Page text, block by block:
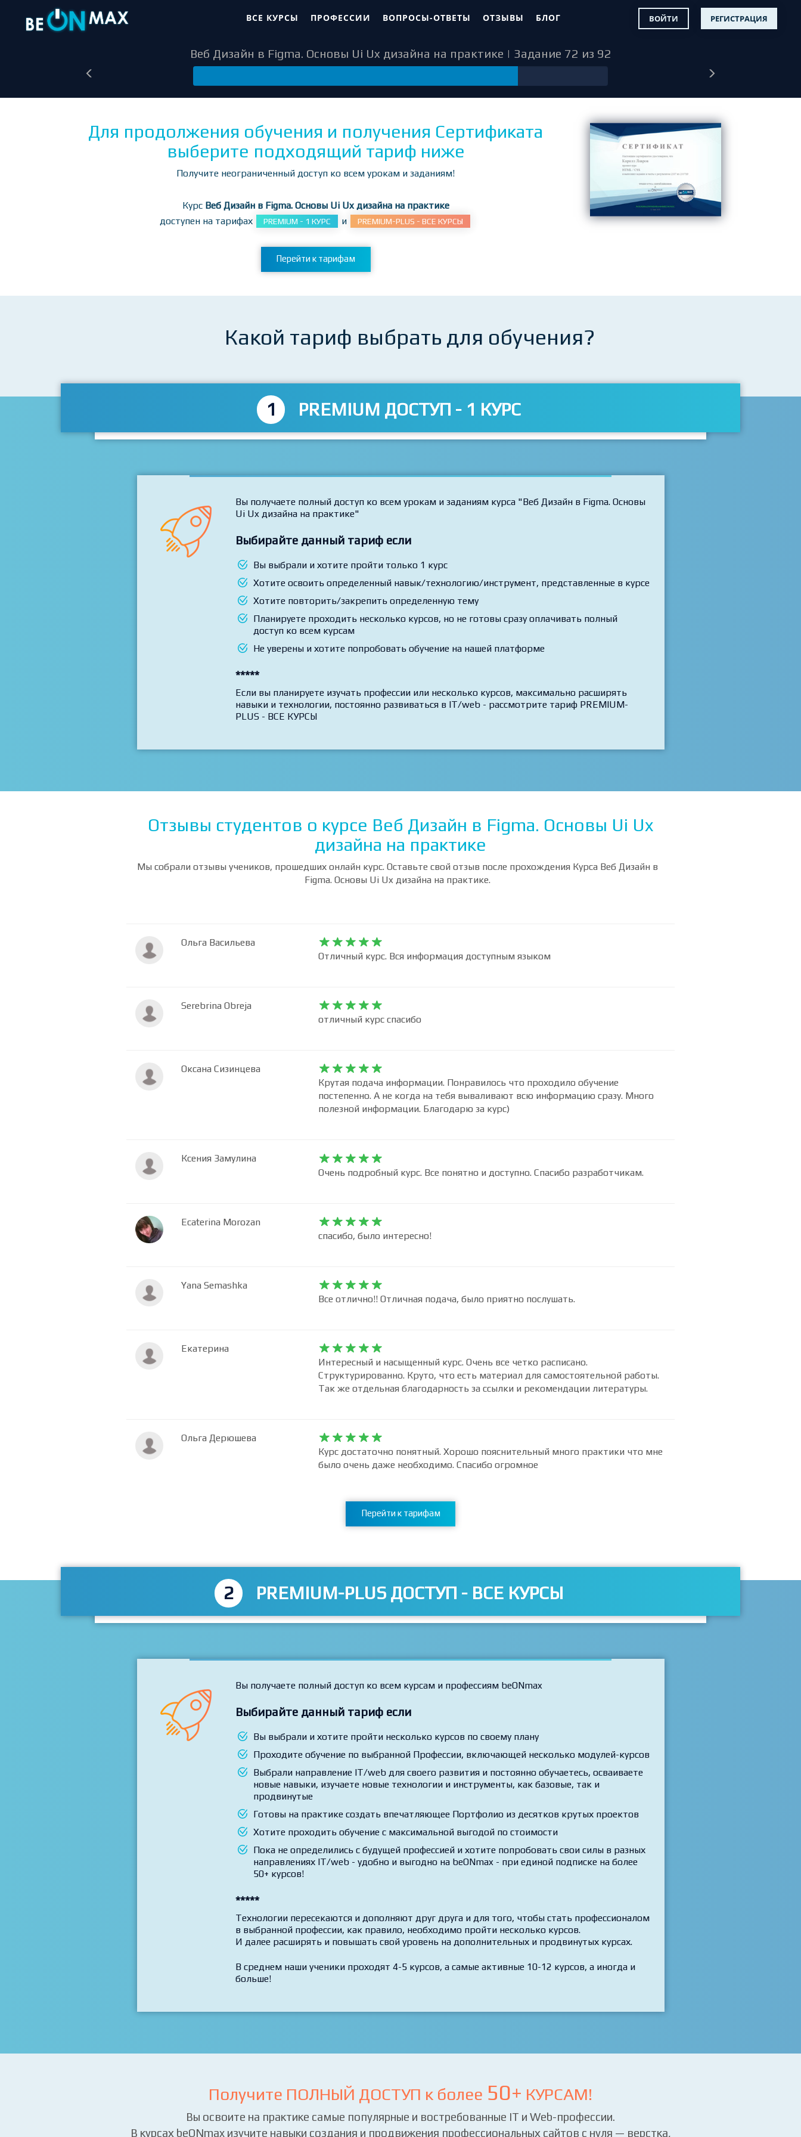
ВОЙТИ РЕГИСТРАЦИЯ
ВСЕ КУРСЫ ПРОФЕССИИ ВОПРОСЫ-ОТВЕТЫ ОТЗЫВЫ БЛОГ
Веб Дизайн в Figma. Основы Ui Ux дизайна на практике | Задание 72 из 92
Для продолжения обучения и получения Сертификата
выберите подходящий тариф ниже
Получите неограниченный доступ ко всем урокам и заданиям!
Курс Веб Дизайн в Figma. Основы Ui Ux дизайна на практике
доступен на тарифах
PREMIUM - 1 КУРС и PREMIUM-PLUS - ВСЕ КУРСЫ
Перейти к тарифам
Какой тариф выбрать для обучения?
1 PREMIUM ДОСТУП - 1 КУРС
Вы получаете полный доступ ко всем урокам и заданиям курса "Веб Дизайн в Figma. Основы
Ui Ux дизайна на практике"
Выбирайте данный тариф если
Вы выбрали и хотите пройти только 1 курс
Хотите освоить определенный навык/технологию/инструмент, представленные в курсе
Хотите повторить/закрепить определенную тему
Планируете проходить несколько курсов, но не готовы сразу оплачивать полный
доступ ко всем курсам
Не уверены и хотите попробовать обучение на нашей платформе
*****
Если вы планируете изучать профессии или несколько курсов, максимально расширять
навыки и технологии, постоянно развиваться в IT/web - рассмотрите тариф PREMIUM-
PLUS - ВСЕ КУРСЫ
Отзывы студентов о курсе Веб Дизайн в Figma. Основы Ui Ux
дизайна на практике
Мы собрали отзывы учеников, прошедших онлайн курс. Оставьте свой отзыв после прохождения Курса Веб Дизайн в
Figma. Основы Ui Ux дизайна на практике.
Ольга Васильева     
    
Отличный курс. Вся информация доступным языком
Serebrina Obreja     
    
отличный курс спасибо
Оксана Сизинцева     
    
Крутая подача информации. Понравилось что проходило обучение
постепенно. А не когда на тебя вываливают всю информацию сразу. Много
полезной информации. Благодарю за курс)
Ксения Замулина     
    
Очень подробный курс. Все понятно и доступно. Спасибо разработчикам.
Ecaterina Morozan     
    
спасибо, было интересно!
Yana Semashka     
    
Все отлично!! Отличная подача, было приятно послушать.
Екатерина     
    
Интересный и насыщенный курс. Очень все четко расписано.
Структурированно. Круто, что есть материал для самостоятельной работы.
Так же отдельная благодарность за ссылки и рекомендации литературы.
Ольга Дерюшева     
    
Курс достаточно понятный. Хорошо пояснительный много практики что мне
было очень даже необходимо. Спасибо огромное
Перейти к тарифам
2 PREMIUM-PLUS ДОСТУП - ВСЕ КУРСЫ
Вы получаете полный доступ ко всем курсам и профессиям beONmax
Выбирайте данный тариф если
Вы выбрали и хотите пройти несколько курсов по своему плану
Проходите обучение по выбранной Профессии, включающей несколько модулей-курсов
Выбрали направление IT/web для своего развития и постоянно обучаетесь, осваиваете
новые навыки, изучаете новые технологии и инструменты, как базовые, так и
продвинутые
Готовы на практике создать впечатляющее Портфолио из десятков крутых проектов
Хотите проходить обучение с максимальной выгодой по стоимости
Пока не определились с будущей профессией и хотите попробовать свои силы в разных
направлениях IT/web - удобно и выгодно на beONmax - при единой подписке на более
50+ курсов!
*****
Технологии пересекаются и дополняют друг друга и для того, чтобы стать профессионалом
в выбранной профессии, как правило, необходимо пройти несколько курсов.
И далее расширять и повышать свой уровень на дополнительных и продвинутых курсах.
В среднем наши ученики проходят 4-5 курсов, а самые активные 10-12 курсов, а иногда и
больше!
Получите ПОЛНЫЙ ДОСТУП к более 50+ КУРСАМ!
Вы освоите на практике самые популярные и востребованные IT и Web-профессии.
В курсах beONmax изучите навыки создания и продвижения профессиональных сайтов с нуля — верстка,